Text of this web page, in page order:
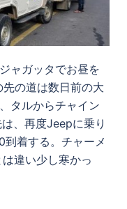
ャガッタでお昼を
の道は数日前の大
タルからチャイン
、再度Jeepに乗り
着する。チャーメ
違い少し寒かっ